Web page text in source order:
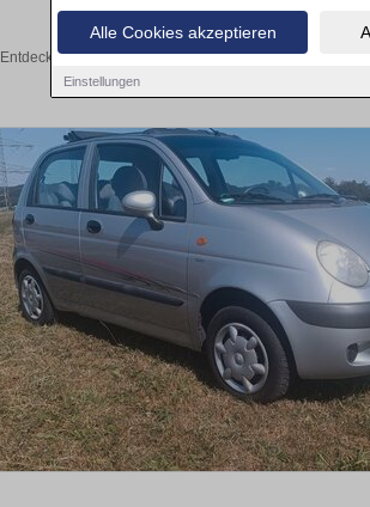
Alle Cookies akzeptieren
Einstellungen
Finden Sie in Bochum
Entdecken Sie in Bochum gebrauchte Daewoo